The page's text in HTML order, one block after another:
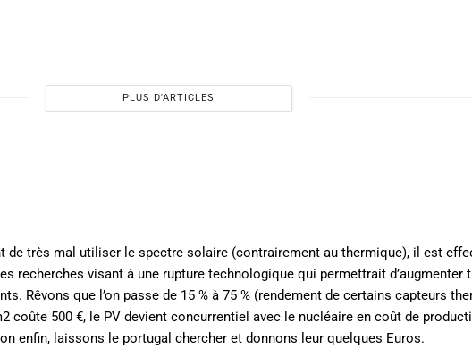
PLUS D'ARTICLES
de très mal utiliser le spectre solaire (contrairement au thermique), il est
recherches visant à une rupture technologique qui permettrait d’augmenter
Rêvons que l’on passe de 15 % à 75 % (rendement de certains capteurs
coûte 500 €, le PV devient concurrentiel avec le nucléaire en coût de
enfin, laissons le portugal chercher et donnons leur quelques Euros.